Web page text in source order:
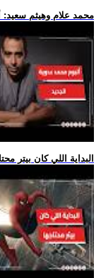
.. محمد علام وهيثم سعيد:
.. فيلم Spider-Man: Brand New Day | البداية اللي كان بيتر محتا